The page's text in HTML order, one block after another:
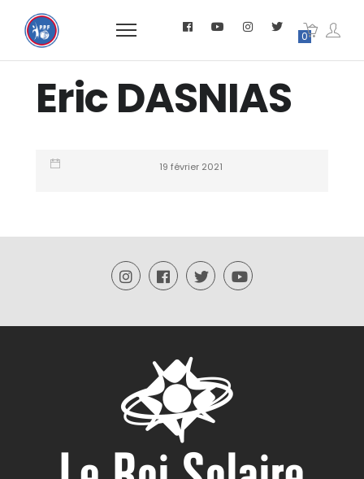
0
Eric DASNIAS
19 février 2021